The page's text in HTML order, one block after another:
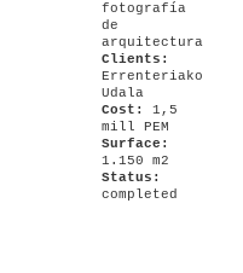
fotografía
de
arquitectura
Clients:
Errenteriako
Udala
Cost: 1,5
mill PEM
Surface:
1.150 m2
Status:
completed